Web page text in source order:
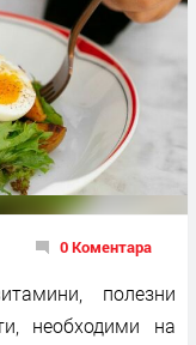
0 Коментара
полезни
необходими на